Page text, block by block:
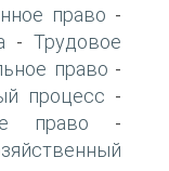
право -
-Трудовое
право -
процесс -
право -